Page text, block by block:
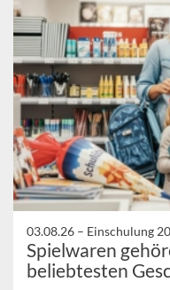
03.08.26 – Einschulung
Spielwaren
beliebtesten